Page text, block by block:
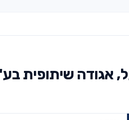
אגודה שיתופית